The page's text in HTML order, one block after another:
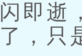
即逝
，只